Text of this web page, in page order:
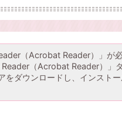
（Acrobat Reader）」が
（Acrobat Reader）」
をダウンロードし、インストー